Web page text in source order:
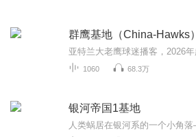
群鹰基地（China-Hawks）
1060 68.3万
银河帝国1基地